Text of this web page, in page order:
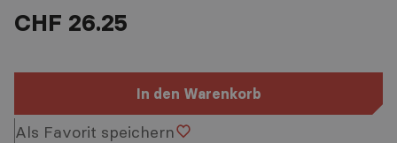
CHF 26.25
In den Warenkorb
Als Favorit speichern